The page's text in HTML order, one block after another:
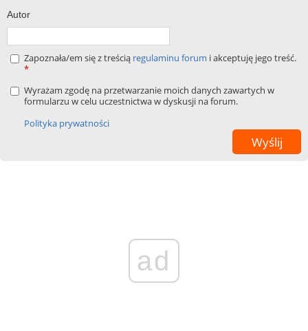
Autor
Zapoznała/em się z treścią regulaminu forum i akceptuję jego treść.
*
Wyrażam zgodę na przetwarzanie moich danych zawartych w
formularzu w celu uczestnictwa w dyskusji na forum.
Polityka prywatności
ad